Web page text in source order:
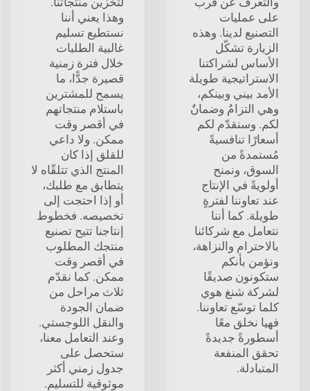
على عمليات
التصنيع لدينا. وهذه
الزيارة تشكّل
الأساس لشراكتنا
الاستراتيجية طويلة
الأمد بيني وبينكم،
وهي التزامٌ وضمانٌ
لكم. وسنقدّم لكم
أسعارًا تنافسيةً
مُستمدةً من
السوق، ونمنح
أولويةً في الإنتاج
عند تعاوننا لفترةٍ
طويلة. كما أننا
نتعامل مع شركائنا
بالاحترام والنزاهة،
ونؤمن بأنكم
ستكونون صديقًا
لشركة شنغ هوي
كلما توسّع تعاوننا.
فهيا نخلق معًا
أسطورةً جديدةً
تحقق المنفعة
المتبادلة.
وهذا يعني أننا
نستطيع تسليم
غالبية الطلبات
خلال فترة زمنية
قصيرة جدًّا، ما
يسمح للمشترين
باستلام منتجاتهم
في أقصر وقت
ممكن. ولا داعي
للقلق إذا كان
المنتج الذي تتلقّاه لا
يتطابق مع طلبك،
أو إذا احتجت إلى
تخصيصه. فخطوط
إنتاجنا تتيح تصنيع
منتجك المطلوب
في أقصر وقت
ممكن. كما نقدّم
ثلاث مراحل من
ضمان الجودة
والنقل اللوجستي.
وعند التعامل معنا،
ستحصل على
جدول زمني أكثر
موثوقية للتسليم.